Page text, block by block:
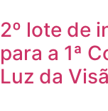
2º lote de
para a 1ª
Luz da